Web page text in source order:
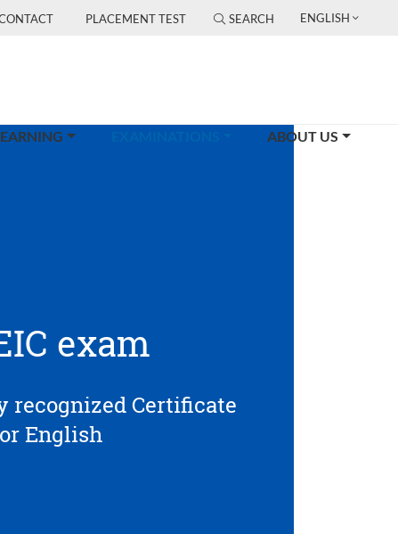
PLACEMENT TEST SEARCH ENGLISH
(CURRENT)ABOUT US
exam
recognized Certificate
English